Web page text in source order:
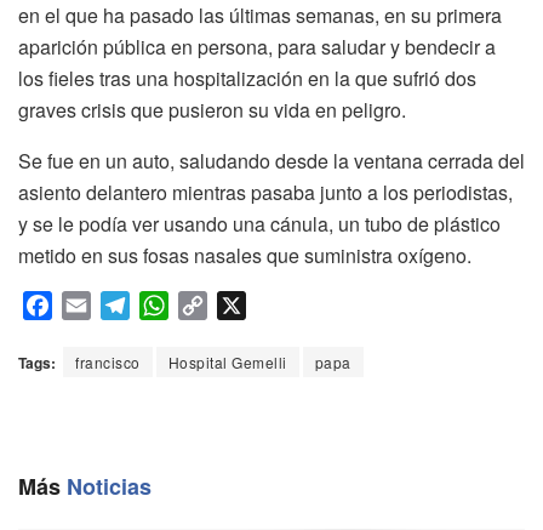
en el que ha pasado las últimas semanas, en su primera
aparición pública en persona, para saludar y bendecir a
los fieles tras una hospitalización en la que sufrió dos
graves crisis que pusieron su vida en peligro.
Se fue en un auto, saludando desde la ventana cerrada del
asiento delantero mientras pasaba junto a los periodistas,
y se le podía ver usando una cánula, un tubo de plástico
metido en sus fosas nasales que suministra oxígeno.
c
o
a
l
a
W
a
p
Tags: francisco Hospital Gemelli papa
Más Noticias